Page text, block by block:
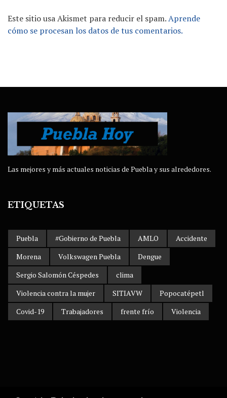
Este sitio usa Akismet para reducir el spam.Aprende
cómo se procesan los datos de tus comentarios.
Las mejores y más actuales noticias de Puebla y sus alrededores.
ETIQUETAS
Puebla #Gobierno de Puebla AMLO
Accidente
Morena
Volkswagen Puebla
Dengue
Sergio Salomón Céspedes
clima
Violencia contra la mujer
SITIAVW
Popocatépetl
Covid-19
Trabajadores frente frío Violencia